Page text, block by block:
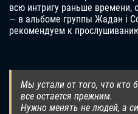
всю интригу раньше
— в альбоме группы Жадан і
рекомендуем к
Мы устали от того, что кто
все остается прежним.
Нужно менять не людей, а